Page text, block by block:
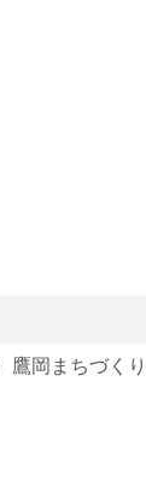
鷹岡まちづく